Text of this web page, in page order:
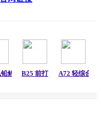
鲤 B25 前打 A72 轻综合